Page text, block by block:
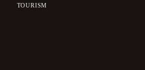
TOURISM